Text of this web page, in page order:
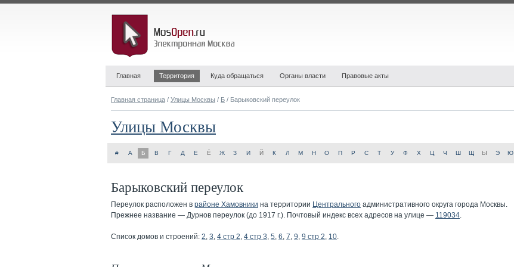
Главная Территория Куда обращаться Органы власти Правовые акты
Главная страница / Улицы Москвы / Б / Барыковский переулок
Улицы Москвы
# А Б В Г Д Е Ё Ж З И Й К Л М Н О П Р С Т У Ф Х Ц Ч Ш Щ Ы Э Ю
Барыковский переулок
Переулок расположен в районе Хамовники на территории Центрального административного округа города Москвы.
Прежнее название — Дурнов переулок (до 1917 г.). Почтовый индекс всех адресов на улице — 119034.
Список домов и строений: 2, 3, 4 стр 2, 4 стр 3, 5, 6, 7, 9, 9 стр 2, 10.